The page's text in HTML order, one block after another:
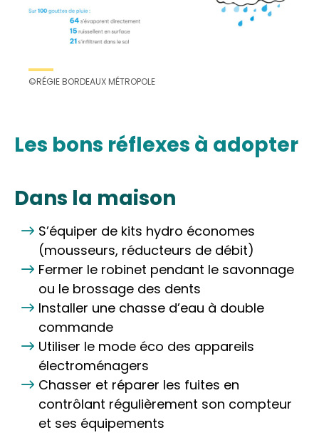
©RÉGIE BORDEAUX MÉTROPOLE
Les bons réflexes à adopter
Dans la maison
S’équiper de kits hydro économes
(mousseurs, réducteurs de débit)
Fermer le robinet pendant le savonnage
ou le brossage des dents
Installer une chasse d’eau à double
commande
Utiliser le mode éco des appareils
électroménagers
Chasser et réparer les fuites en
contrôlant régulièrement son compteur
et ses équipements